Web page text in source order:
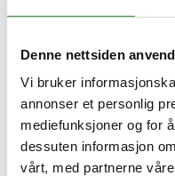
Denne nettsiden
Vi bruker
annonser et personlig
mediefunksjoner og for
dessuten informasjon
vårt, med partnerne
Carmencita safran 0,375g
Pris
kr 84,18 /stk